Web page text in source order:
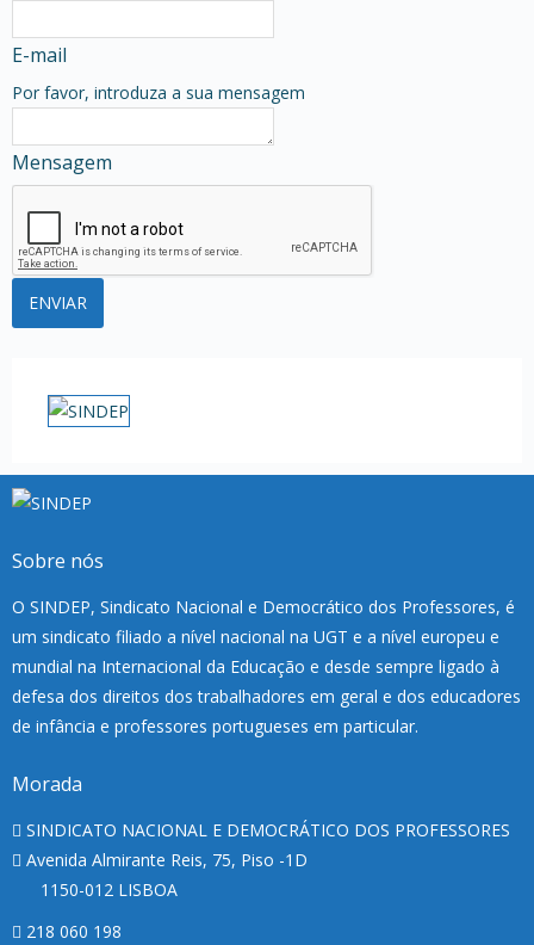
E-mail
Por favor, introduza a sua mensagem
Mensagem
Sobre nós
O SINDEP, Sindicato Nacional e Democrático dos Professores, é
um sindicato filiado a nível nacional na UGT e a nível europeu e
mundial na Internacional da Educação e desde sempre ligado à
defesa dos direitos dos trabalhadores em geral e dos educadores
de infância e professores portugueses em particular.
Morada
SINDICATO NACIONAL E DEMOCRÁTICO DOS PROFESSORES
Avenida Almirante Reis, 75, Piso -1D
1150-012 LISBOA
218 060 198